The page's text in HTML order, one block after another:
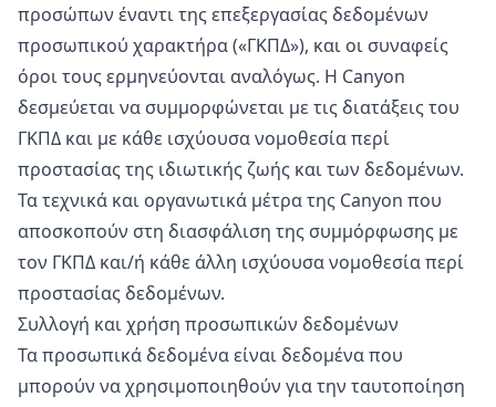
προσώπων έναντι της επεξεργασίας δεδομένων
προσωπικού χαρακτήρα («ΓΚΠΔ»), και οι συναφείς
όροι τους ερμηνεύονται αναλόγως. Η Canyon
δεσμεύεται να συμμορφώνεται με τις διατάξεις του
ΓΚΠΔ και με κάθε ισχύουσα νομοθεσία περί
προστασίας της ιδιωτικής ζωής και των δεδομένων.
Τα τεχνικά και οργανωτικά μέτρα της Canyon που
αποσκοπούν στη διασφάλιση της συμμόρφωσης με
τον ΓΚΠΔ και/ή κάθε άλλη ισχύουσα νομοθεσία περί
προστασίας δεδομένων.
Συλλογή και χρήση προσωπικών δεδομένων
Τα προσωπικά δεδομένα είναι δεδομένα που
μπορούν να χρησιμοποιηθούν για την ταυτοποίηση